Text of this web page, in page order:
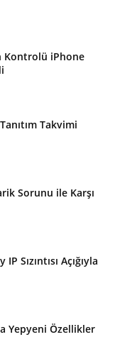
Kontrolü iPhone
Takvimi
Sorunu ile Karşı
Sızıntısı Açığıyla
Yepyeni Özellikler